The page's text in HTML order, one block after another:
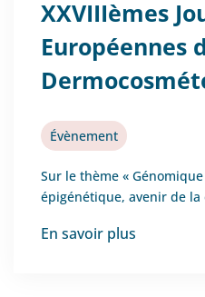
XXVIIIèmes
Européennes
Évènement
Sur le thème «
épigénétique, avenir de
En savoir plus